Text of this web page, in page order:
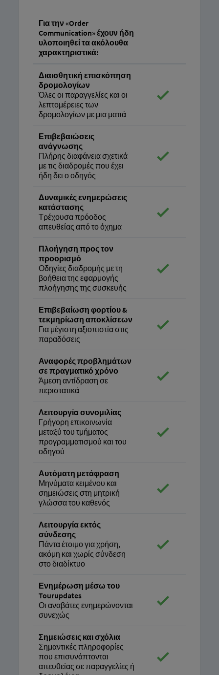
Για την «Order
Communication» έχουν ήδη
υλοποιηθεί τα ακόλουθα
χαρακτηριστικά:
Διαισθητική επισκόπηση
δρομολογίων
Όλες οι παραγγελίες και οι
λεπτομέρειες των
δρομολογίων με μια ματιά
Επιβεβαιώσεις
ανάγνωσης
Πλήρης διαφάνεια σχετικά
με τις διαδρομές που έχει
ήδη δει ο οδηγός
Δυναμικές ενημερώσεις
κατάστασης
Τρέχουσα πρόοδος
απευθείας από το όχημα
Πλοήγηση προς τον
προορισμό
Οδηγίες διαδρομής με τη
βοήθεια της εφαρμογής
πλοήγησης της συσκευής
Επιβεβαίωση φορτίου &
τεκμηρίωση αποκλίσεων
Για μέγιστη αξιοπιστία στις
παραδόσεις
Αναφορές προβλημάτων
σε πραγματικό χρόνο
Άμεση αντίδραση σε
περιστατικά
Λειτουργία συνομιλίας
Γρήγορη επικοινωνία
μεταξύ του τμήματος
προγραμματισμού και του
οδηγού
Αυτόματη μετάφραση
Μηνύματα κειμένου και
σημειώσεις στη μητρική
γλώσσα του καθενός
Λειτουργία εκτός
σύνδεσης
Πάντα έτοιμο για χρήση,
ακόμη και χωρίς σύνδεση
στο διαδίκτυο
Ενημέρωση μέσω του
Tourupdates
Οι αναβάτες ενημερώνονται
συνεχώς
Σημειώσεις και σχόλια
Σημαντικές πληροφορίες
που επισυνάπτονται
απευθείας σε παραγγελίες ή